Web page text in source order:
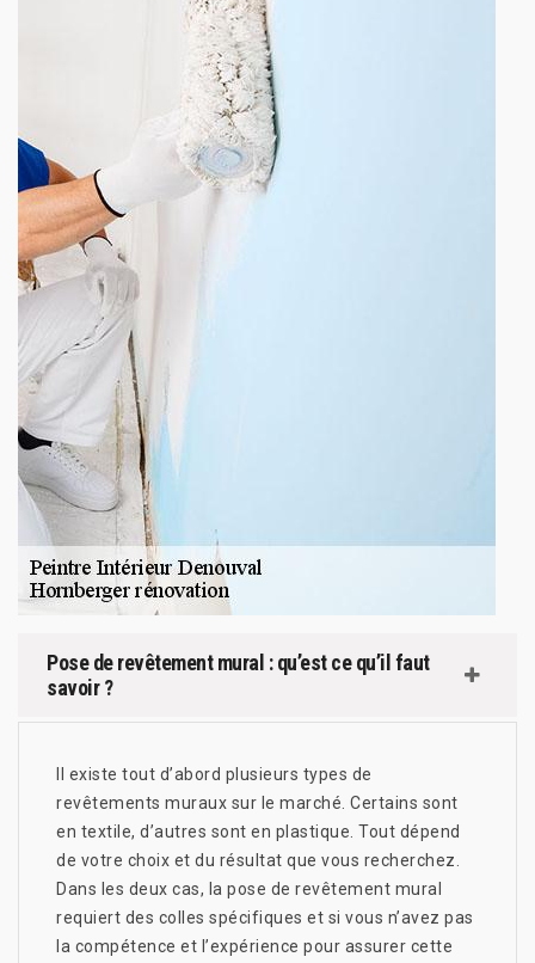
Pose de revêtement mural : qu’est ce qu’il faut
savoir ?
Il existe tout d’abord plusieurs types de
revêtements muraux sur le marché. Certains sont
en textile, d’autres sont en plastique. Tout dépend
de votre choix et du résultat que vous recherchez.
Dans les deux cas, la pose de revêtement mural
requiert des colles spécifiques et si vous n’avez pas
la compétence et l’expérience pour assurer cette